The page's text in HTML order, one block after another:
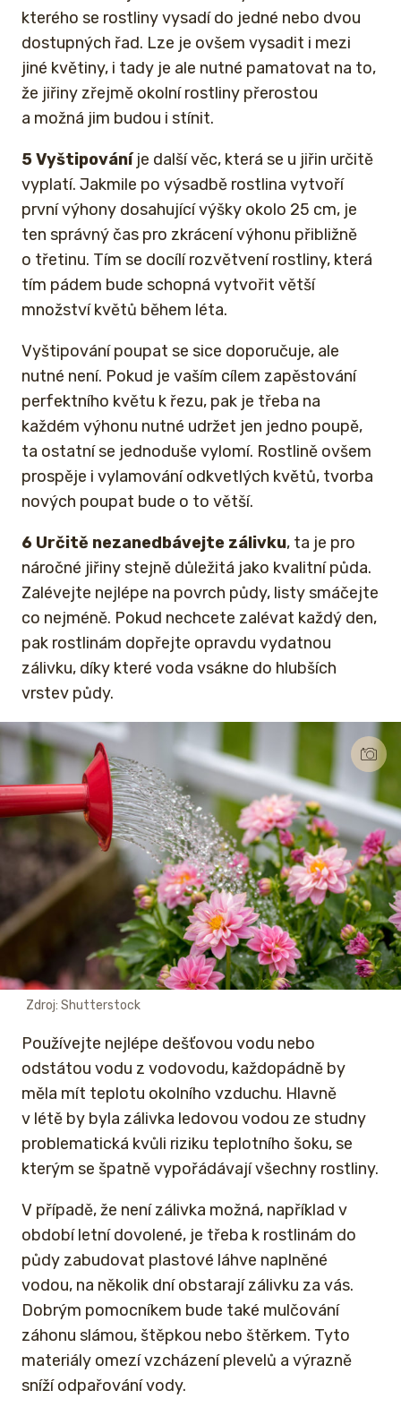
kterého se rostliny vysadí do jedné nebo dvou
dostupných řad. Lze je ovšem vysadit i mezi
jiné květiny, i tady je ale nutné pamatovat na to,
že jiřiny zřejmě okolní rostliny přerostou
a možná jim budou i stínit.
5 Vyštipováníje další věc, která se u jiřin určitě
vyplatí. Jakmile po výsadbě rostlina vytvoří
první výhony dosahující výšky okolo 25 cm, je
ten správný čas pro zkrácení výhonu přibližně
o třetinu. Tím se docílí rozvětvení rostliny, která
tím pádem bude schopná vytvořit větší
množství květů během léta.
Vyštipování poupat se sice doporučuje, ale
nutné není. Pokud je vaším cílem zapěstování
perfektního květu k řezu, pak je třeba na
každém výhonu nutné udržet jen jedno poupě,
ta ostatní se jednoduše vylomí. Rostlině ovšem
prospěje i vylamování odkvetlých květů, tvorba
nových poupat bude o to větší.
6 Určitě nezanedbávejte zálivku, ta je pro
náročné jiřiny stejně důležitá jako kvalitní půda.
Zalévejte nejlépe na povrch půdy, listy smáčejte
co nejméně. Pokud nechcete zalévat každý den,
pak rostlinám dopřejte opravdu vydatnou
zálivku, díky které voda vsákne do hlubších
vrstev půdy.
Zdroj: Shutterstock
Používejte nejlépe dešťovou vodu nebo
odstátou vodu z vodovodu, každopádně by
měla mít teplotu okolního vzduchu. Hlavně
v létě by byla zálivka ledovou vodou ze studny
problematická kvůli riziku teplotního šoku, se
kterým se špatně vypořádávají všechny rostliny.
V případě, že není zálivka možná, například v
období letní dovolené, je třeba k rostlinám do
půdy zabudovat plastové láhve naplněné
vodou, na několik dní obstarají zálivku za vás.
Dobrým pomocníkem bude také mulčování
záhonu slámou, štěpkou nebo štěrkem. Tyto
materiály omezí vzcházení plevelů a výrazně
sníží odpařování vody.